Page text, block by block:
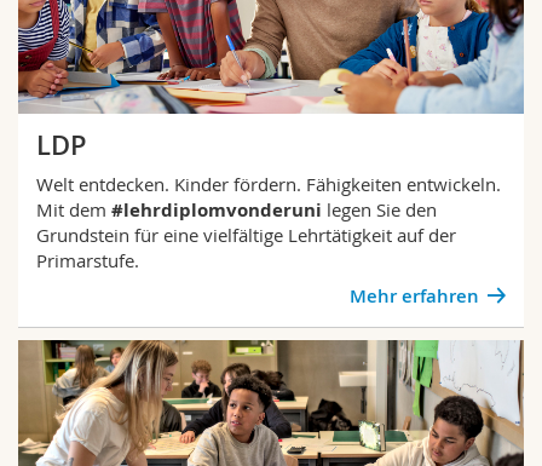
LDP
Welt entdecken. Kinder fördern. Fähigkeiten entwickeln.
Mit dem #lehrdiplomvonderuni legen Sie den
Grundstein für eine vielfältige Lehrtätigkeit auf der
Primarstufe.
Mehr erfahren